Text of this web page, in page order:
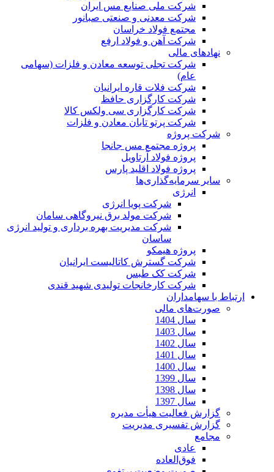
شرکت ملی صنایع مس ایران
شرکت معدنی و صنعتی صبانور
مجتمع فولاد خراسان
شرکت آهن و فولاد ارفع
نهادهای مالی
شرکت تجلی توسعه معادن و فلزات (سهامی
عام)
شرکت فلات قاره ایرانیان
شرکت کارگزاری حافظ
شرکت کارگزاری سی ولکس کالا
شرکت پرتو تابان معادن و فلزات
شرکت پروژه
پروژه مجتمع مس جانجا
پروژه فولاد آرتاویل
پروژه فولاد اقلید پارس
سایر سرمایه‌گذاری‌ها
انرژی
شرکت پویا انرژی
شرکت مولد برق نیروگاهی سامان
شرکت مدیریت بهره برداری و تولید انرژی
ساسان
پروژه هیمکو
شرکت گسترش کاتالیست ایرانیان
شرکت کک طبس
شرکت کارخانجات تولیدی شهید قندی
ارتباط با سهامداران
صورت‌های مالی
سال 1404
سال 1403
سال 1402
سال 1401
سال 1400
سال 1399
سال 1398
سال 1397
گزارش فعالیت هیأت مدیره
گزارش تفسیری مدیریت
مجامع
عادی
فوق‌العاده